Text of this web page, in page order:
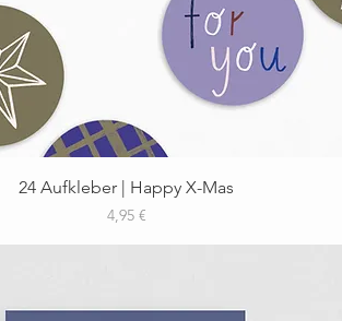
Schnellansicht
24 Aufkleber | Happy X-Mas
Preis
4,95 €